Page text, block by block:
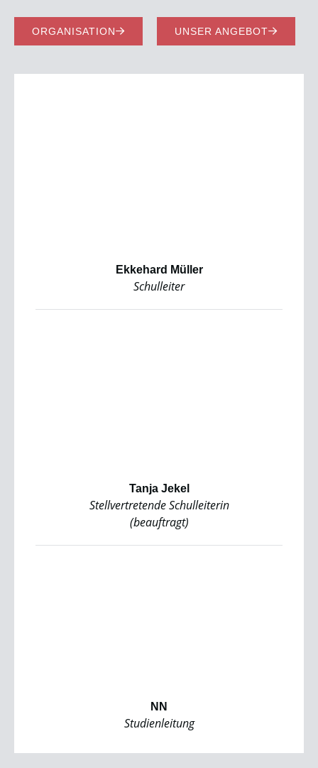
Ekkehard Müller
Schulleiter
Tanja Jekel
Stellvertretende Schulleiterin
(beauftragt)
NN
Studienleitung
ORGANISATION UNSER ANGEBOT